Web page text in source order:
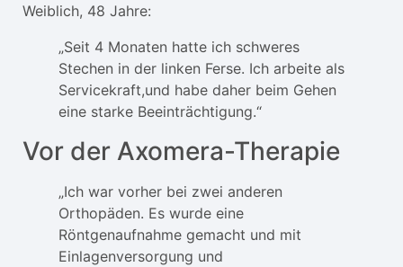
Weiblich, 48 Jahre:
„Seit 4 Monaten hatte ich schweres
Stechen in der linken Ferse. Ich arbeite als
Servicekraft,und habe daher beim Gehen
eine starke Beeinträchtigung.“
Vor der Axomera-Therapie
„Ich war vorher bei zwei anderen
Orthopäden. Es wurde eine
Röntgenaufnahme gemacht und mit
Einlagenversorgung und